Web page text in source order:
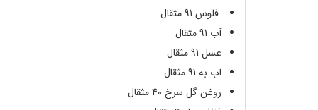
شکم درد
گرمی سر
یرقان(زردی)
تب شدید
فلوس 91 مثقال
آب 91 مثقال
عسل 91 مثقال
آب به 91 مثقال
روغن گل سرخ 40 مثقال